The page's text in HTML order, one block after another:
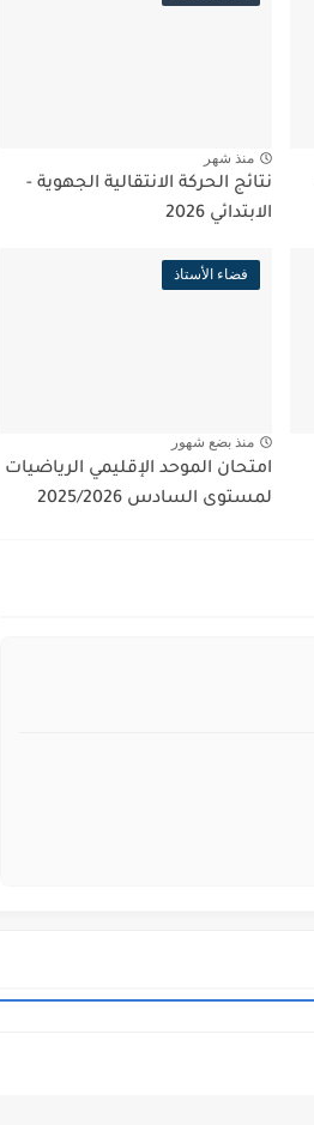
منذ شهر
نتائج الحركة الانتقالية الجهوية -
الابتدائي 2026
فضاء الأستاذ
منذ بضع شهور
امتحان الموحد الإقليمي الرياضيات
لمستوى السادس 2025/2026